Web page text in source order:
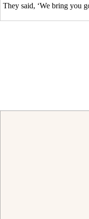
They said, ‘We bring you